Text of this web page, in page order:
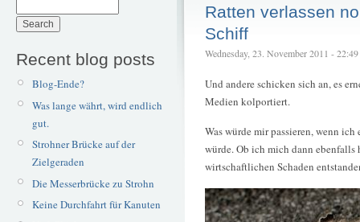
Recent blog posts
Blog-Ende?
Was lange währt, wird endlich
gut.
Strohner Brücke auf der
Zielgeraden
Die Messerbrücke zu Strohn
Keine Durchfahrt für Kanuten
Ratten verlassen
Schiff
Wednesday, 23. November 2011 -
Und andere schicken sich an, es
Medien kolportiert.
Was würde mir passieren, wenn
würde. Ob ich mich dann ebenfalls
wirtschaftlichen Schaden